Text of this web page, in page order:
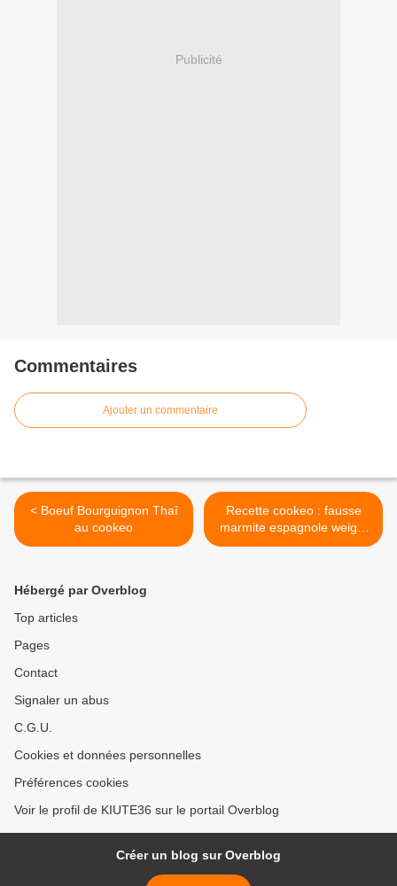
Publicité
Commentaires
Ajouter un commentaire
< Boeuf Bourguignon Thaî
au cookeo
Recette cookeo : fausse
marmite espagnole weight
watchers >
Hébergé par Overblog
Top articles
Pages
Contact
Signaler un abus
C.G.U.
Cookies et données personnelles
Préférences cookies
Voir le profil de KIUTE36 sur le portail Overblog
Créer un blog sur Overblog